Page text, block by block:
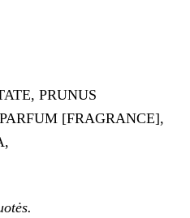
PRUNUS
[FRAGRANCE],